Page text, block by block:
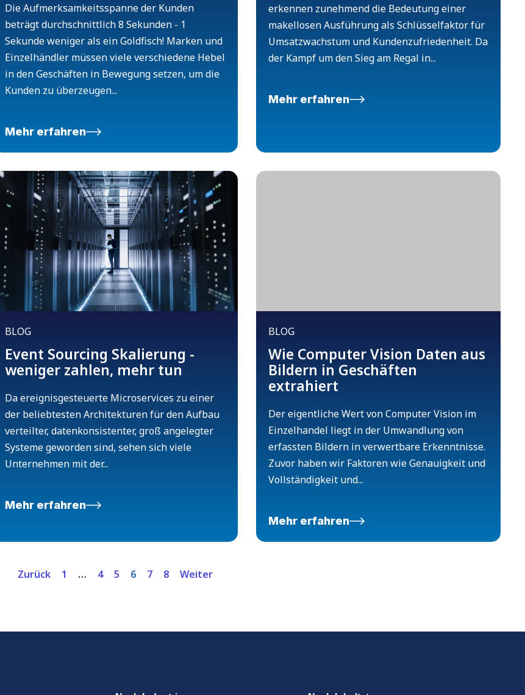
Die Aufmerksamkeitsspanne der Kunden
beträgt durchschnittlich 8 Sekunden - 1
Sekunde weniger als ein Goldfisch! Marken und
Einzelhändler müssen viele verschiedene Hebel
in den Geschäften in Bewegung setzen, um die
Kunden zu überzeugen...
Mehr erfahren
erkennen zunehmend die Bedeutung einer
makellosen Ausführung als Schlüsselfaktor für
Umsatzwachstum und Kundenzufriedenheit. Da
der Kampf um den Sieg am Regal in...
Mehr erfahren
BLOG
Event Sourcing Skalierung -
weniger zahlen, mehr tun
Da ereignisgesteuerte Microservices zu einer
der beliebtesten Architekturen für den Aufbau
verteilter, datenkonsistenter, groß angelegter
Systeme geworden sind, sehen sich viele
Unternehmen mit der...
Mehr erfahren
BLOG
Wie Computer Vision Daten aus
Bildern in Geschäften
extrahiert
Der eigentliche Wert von Computer Vision im
Einzelhandel liegt in der Umwandlung von
erfassten Bildern in verwertbare Erkenntnisse.
Zuvor haben wir Faktoren wie Genauigkeit und
Vollständigkeit und...
Mehr erfahren
Zurück 1 … 4 5 6 7 8 Weiter